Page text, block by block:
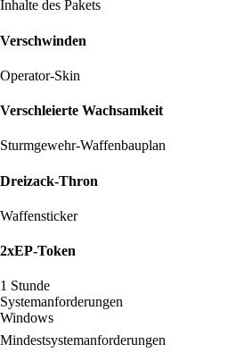
Inhalte des Pakets
Verschwinden
Operator-Skin
Verschleierte Wachsamkeit
Sturmgewehr-Waffenbauplan
Dreizack-Thron
Waffensticker
2xEP-Token
1 Stunde
Systemanforderungen
Windows
Mindestsystemanforderungen